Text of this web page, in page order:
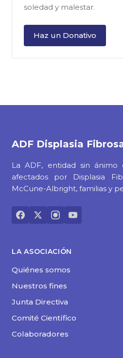
soledad y malestar.
Haz un Donativo
ADF Displasia
La ADF, entidad sin
afectados por Displasia
McCune-Albright, familias y
LA ASOCIACIÓN
Quiénes somos
Nuestros fines
Junta Directiva
Comité Científico
Colaboradores